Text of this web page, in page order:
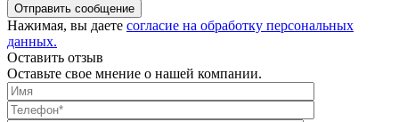
Отправить сообщение
Нажимая, вы даете согласие на обработку персональных
данных.
Оставить отзыв
Оставьте свое мнение о нашей компании.